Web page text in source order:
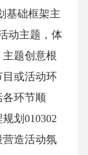
基础框架主
动主题，体
题创意根
或活动环
环节顺
划010302
造活动氛